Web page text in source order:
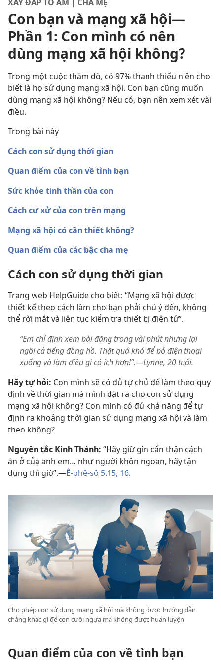
XÂY ĐẮP TỔ ẤM | CHA MẸ
Con bạn và mạng xã hội—
Phần 1: Con mình có nên
dùng mạng xã hội không?
Trong một cuộc thăm dò, có 97% thanh thiếu niên cho
biết là họ sử dụng mạng xã hội. Con bạn cũng muốn
dùng mạng xã hội không? Nếu có, bạn nên xem xét vài
điều.
Trong bài này
Cách con sử dụng thời gian
Quan điểm của con về tình bạn
Sức khỏe tinh thần của con
Cách cư xử của con trên mạng
Mạng xã hội có cần thiết không?
Quan điểm của các bậc cha mẹ
Cách con sử dụng thời gian
Trang web HelpGuide cho biết: “Mạng xã hội được
thiết kế theo cách làm cho bạn phải chú ý đến, không
thể rời mắt và liên tục kiểm tra thiết bị điện tử”.
“Em chỉ định xem bài đăng trong vài phút nhưng lại
ngồi cả tiếng đồng hồ. Thật quá khó để bỏ điện thoại
xuống và làm điều gì có ích hơn!”.—Lynne, 20 tuổi.
Hãy tự hỏi: Con mình sẽ có đủ tự chủ để làm theo quy
định về thời gian mà mình đặt ra cho con sử dụng
mạng xã hội không? Con mình có đủ khả năng để tự
định ra khoảng thời gian sử dụng mạng xã hội và làm
theo không?
Nguyên tắc Kinh Thánh: “Hãy giữ gìn cẩn thận cách
ăn ở của anh em… như người khôn ngoan, hãy tận
dụng thì giờ”.​—Ê-phê-sô 5:15, 16.
Cho phép con sử dụng mạng xã hội mà không được hướng dẫn
chẳng khác gì để con cưỡi ngựa mà không được huấn luyện
Quan điểm của con về tình bạn